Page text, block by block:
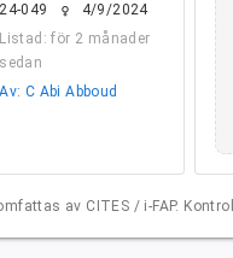
24-049
female
4/9/2024
Listad: för 2 månader
sedan
Av: C Abi Abboud
av CITES / i-FAP.